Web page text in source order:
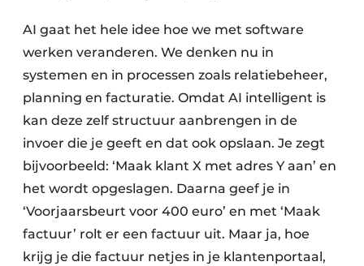
AI gaat het hele idee hoe we met software
werken veranderen. We denken nu in
systemen en in processen zoals relatiebeheer,
planning en facturatie. Omdat AI intelligent is
kan deze zelf structuur aanbrengen in de
invoer die je geeft en dat ook opslaan. Je zegt
bijvoorbeeld: ‘Maak klant X met adres Y aan’ en
het wordt opgeslagen. Daarna geef je in
‘Voorjaarsbeurt voor 400 euro’ en met ‘Maak
factuur’ rolt er een factuur uit. Maar ja, hoe
krijg je die factuur netjes in je klantenportaal,